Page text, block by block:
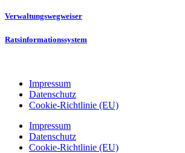
Verwaltungswegweiser
Ratsinformationssystem
Impressum
Datenschutz
Cookie-Richtlinie (EU)
Impressum
Datenschutz
Cookie-Richtlinie (EU)